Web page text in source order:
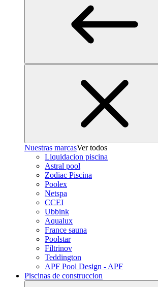
Nuestras marcasVer todos
Liquidacion piscina
Astral pool
Zodiac Piscina
Poolex
Netspa
CCEI
Ubbink
Aqualux
France sauna
Poolstar
Filtrinov
Teddington
APF Pool Design - APF
Piscinas de construccion